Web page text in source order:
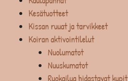
Kesätuotteet
Kissan ruuat ja tarvikkeet
Koiran aktivointilelut
Nuolumatot
Nuuskumatot
Ruokailua hidastavat kupit